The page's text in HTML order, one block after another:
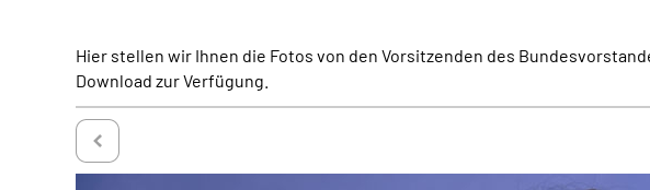
Hier stellen wir Ihnen die Fotos von den Vorsitzenden des
Download zur Verfügung.